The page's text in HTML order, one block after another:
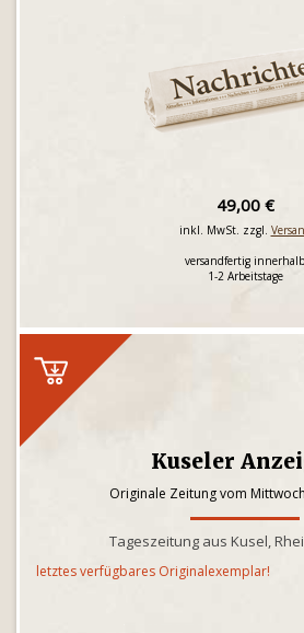
49,00 €
inkl. MwSt. zzgl.
versandfertig innerhalb
1-2 Arbeitstage
Kuseler
Originale Zeitung vom
Tageszeitung aus Kusel,
letztes verfügbares Originalexemplar!